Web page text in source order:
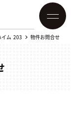
イム 203 物件お問合せ